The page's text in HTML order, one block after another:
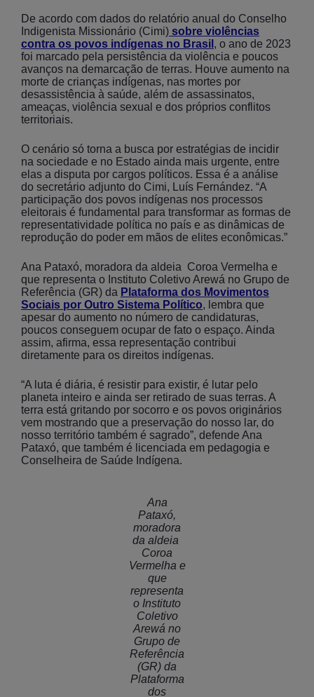
De acordo com dados do relatório anual do Conselho
Indigenista Missionário (Cimi) sobre violências
contra os povos indígenas no Brasil , o ano de 2023
foi marcado pela persistência da violência e poucos
avanços na demarcação de terras. Houve aumento na
morte de crianças indígenas, nas mortes por
desassistência à saúde, além de assassinatos,
ameaças, violência sexual e dos próprios conflitos
territoriais.
O cenário só torna a busca por estratégias de incidir
na sociedade e no Estado ainda mais urgente, entre
elas a disputa por cargos políticos. Essa é a análise
do secretário adjunto do Cimi, Luís Fernández. “A
participação dos povos indígenas nos processos
eleitorais é fundamental para transformar as formas de
representatividade política no país e as dinâmicas de
reprodução do poder em mãos de elites econômicas.”
Ana Pataxó, moradora da aldeia Coroa Vermelha e
que representa o Instituto Coletivo Arewá no Grupo de
Referência (GR) da Plataforma dos Movimentos
Sociais por Outro Sistema Político, lembra que
apesar do aumento no número de candidaturas,
poucos conseguem ocupar de fato o espaço. Ainda
assim, afirma, essa representação contribui
diretamente para os direitos indígenas.
“A luta é diária, é resistir para existir, é lutar pelo
planeta inteiro e ainda ser retirado de suas terras. A
terra está gritando por socorro e os povos originários
vem mostrando que a preservação do nosso lar, do
nosso território também é sagrado”, defende Ana
Pataxó, que também é licenciada em pedagogia e
Conselheira de Saúde Indígena.
Ana
Pataxó,
moradora
da aldeia
Coroa
Vermelha e
que
representa
o Instituto
Coletivo
Arewá no
Grupo de
Referência
(GR) da
Plataforma
dos